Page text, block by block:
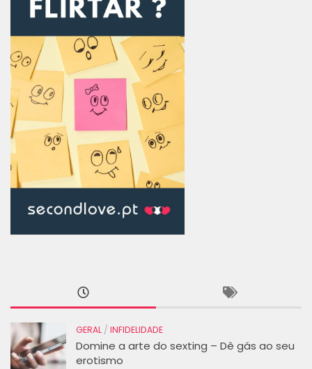
GERAL / INFIDELIDADE
Domine a arte do sexting – Dê gás ao seu
erotismo